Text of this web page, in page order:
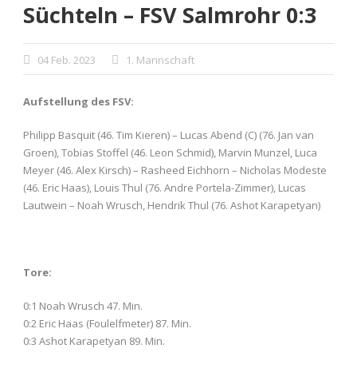
Süchteln – FSV Salmrohr 0:3
04 Feb. 2023 1. Mannschaft
Aufstellung des FSV:
Philipp Basquit (46. Tim Kieren) – Lucas Abend (C) (76. Jan van
Groen), Tobias Stoffel (46. Leon Schmid), Marvin Munzel, Luca
Meyer (46. Alex Kirsch) – Rasheed Eichhorn – Nicholas Modeste
(46. Eric Haas), Louis Thul (76. Andre Portela-Zimmer), Lucas
Lautwein – Noah Wrusch, Hendrik Thul (76. Ashot Karapetyan)
Tore:
0:1 Noah Wrusch 47. Min.
0:2 Eric Haas (Foulelfmeter) 87. Min.
0:3 Ashot Karapetyan 89. Min.